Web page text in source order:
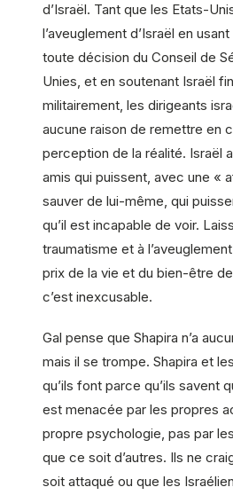
d’Israël. Tant que les Etats-
l’aveuglement d’Israël en
toute décision du Conseil de
Unies, et en soutenant Israël
militairement, les dirigeants
aucune raison de remettre en
perception de la réalité. Israël
amis qui puissent, avec une «
sauver de lui-même, qui
qu’il est incapable de voir.
traumatisme et à
prix de la vie et du bien-être
c’est inexcusable.
Gal pense que Shapira n’a
mais il se trompe. Shapira et
qu’ils font parce qu’ils savent
est menacée par les propres
propre psychologie, pas par
que ce soit d’autres. Ils ne
soit attaqué ou que les